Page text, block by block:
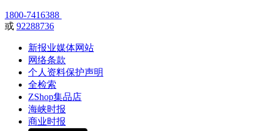
1800-7416388
或 92288736
新报业媒体网站
网络条款
个人资料保护声明
全检索
ZShop集品店
海峡时报
商业时报